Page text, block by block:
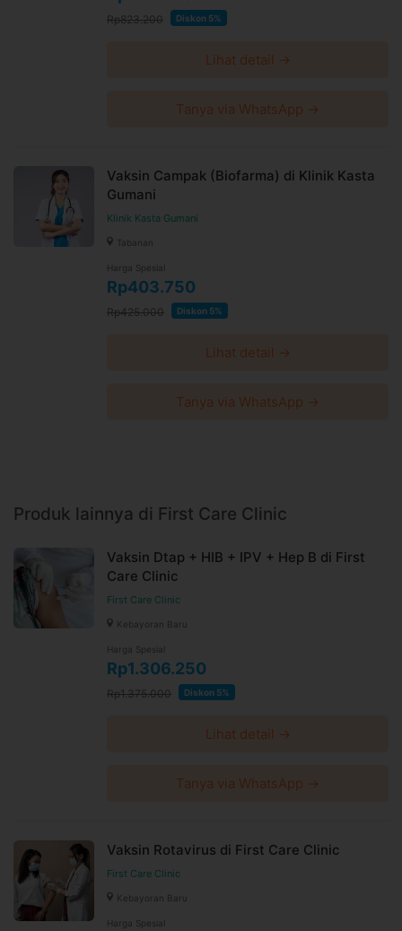
Rp823.200 Diskon 5%
Lihat detail →
Tanya via WhatsApp →
Vaksin Campak (Biofarma) di Klinik Kasta
Gumani
Klinik Kasta Gumani
Tabanan
Harga Spesial
Rp403.750
Rp425.000 Diskon 5%
Lihat detail →
Tanya via WhatsApp →
Produk lainnya di First Care Clinic
Vaksin Dtap + HIB + IPV + Hep B di First
Care Clinic
First Care Clinic
Kebayoran Baru
Harga Spesial
Rp1.306.250
Rp1.375.000 Diskon 5%
Lihat detail →
Tanya via WhatsApp →
Vaksin Rotavirus di First Care Clinic
First Care Clinic
Kebayoran Baru
Harga Spesial